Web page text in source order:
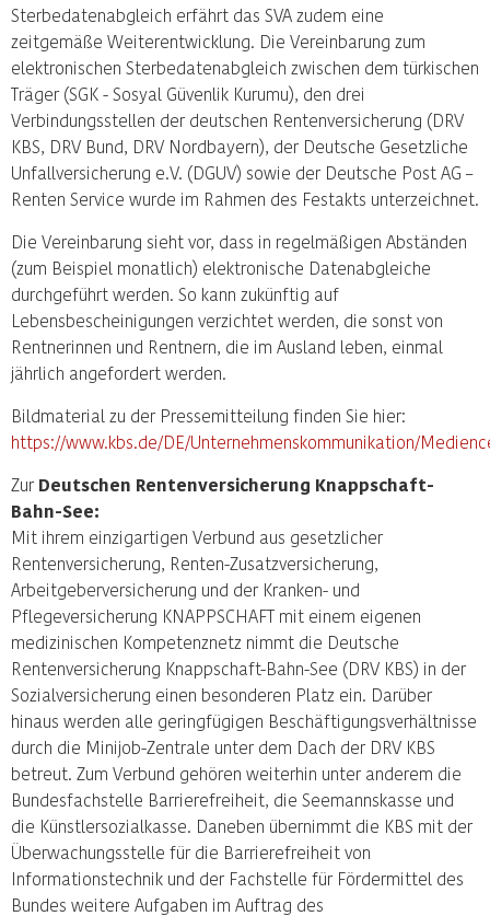
Sterbedatenabgleich erfährt das SVA zudem eine
zeitgemäße Weiterentwicklung. Die Vereinbarung zum
elektronischen Sterbedatenabgleich zwischen dem türkischen
Träger (SGK - Sosyal Güvenlik Kurumu), den drei
Verbindungsstellen der deutschen Rentenversicherung (DRV
KBS, DRV Bund, DRV Nordbayern), der Deutsche Gesetzliche
Unfallversicherung e.V. (DGUV) sowie der Deutsche Post AG –
Renten Service wurde im Rahmen des Festakts unterzeichnet.
Die Vereinbarung sieht vor, dass in regelmäßigen Abständen
(zum Beispiel monatlich) elektronische Datenabgleiche
durchgeführt werden. So kann zukünftig auf
Lebensbescheinigungen verzichtet werden, die sonst von
Rentnerinnen und Rentnern, die im Ausland leben, einmal
jährlich angefordert werden.
Bildmaterial zu der Pressemitteilung finden Sie hier:
https://www.kbs.de/DE/Unternehmenskommunikation/
Zur Deutschen Rentenversicherung Knappschaft-
Bahn-See:
Mit ihrem einzigartigen Verbund aus gesetzlicher
Rentenversicherung, Renten-Zusatzversicherung,
Arbeitgeberversicherung und der Kranken- und
Pflegeversicherung KNAPPSCHAFT mit einem eigenen
medizinischen Kompetenznetz nimmt die Deutsche
Rentenversicherung Knappschaft-Bahn-See (DRV KBS) in der
Sozialversicherung einen besonderen Platz ein. Darüber
hinaus werden alle geringfügigen Beschäftigungsverhältnisse
durch die Minijob-Zentrale unter dem Dach der DRV KBS
betreut. Zum Verbund gehören weiterhin unter anderem die
Bundesfachstelle Barrierefreiheit, die Seemannskasse und
die Künstlersozialkasse. Daneben übernimmt die KBS mit der
Überwachungsstelle für die Barrierefreiheit von
Informationstechnik und der Fachstelle für Fördermittel des
Bundes weitere Aufgaben im Auftrag des